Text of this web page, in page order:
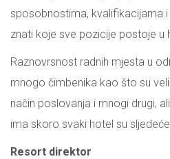
sposobnostima, kvalifikacijama
znati koje sve pozicije postoje u
Raznovrsnost radnih mjesta u
mnogo čimbenika kao što su
način poslovanja i mnogi drugi,
ima skoro svaki hotel su
Resort direktor